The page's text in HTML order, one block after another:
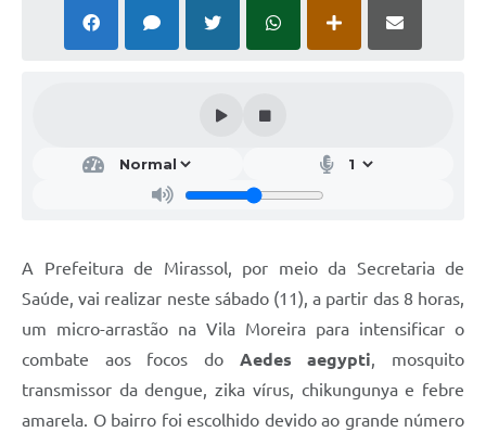
A Prefeitura de Mirassol, por meio da Secretaria de
Saúde, vai realizar neste sábado (11), a partir das 8 horas,
um micro-arrastão na Vila Moreira para intensificar o
combate aos focos do Aedes aegypti, mosquito
transmissor da dengue, zika vírus, chikungunya e febre
amarela. O bairro foi escolhido devido ao grande número